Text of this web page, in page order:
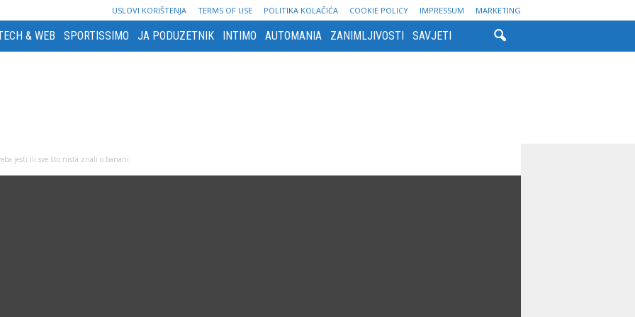
USLOVI KORIŠTENJA TERMS OF USE POLITIKA KOLAČIĆA COOKIE POLICY IMPRESSUM MARKETING
& WEB SPORTISSIMO JA PODUZETNIK INTIMO AUTOMANIA ZANIMLJIVOSTI SAVJETI
jesti ili sve što nista znali o banani